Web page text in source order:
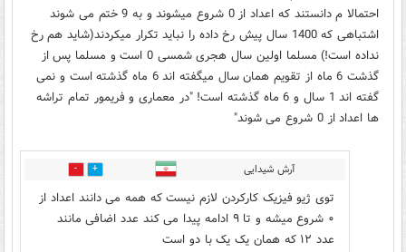
احتمالا م دانستند که اعداد از 0 شروع میشوند و به 9 ختم می شوند
اشتباهی که 1400 سال پیش رخ داده را نباید تکرار میکردند(شاید هم رخ
نداده است!) مسلما اولین سال هجری شمسی 0 است و مسلما پس از
گذشت 6 ماه از تقویم همان سال میگفته اند 6 ماه گذشته است و نمی
گفته اند 1 سال و 6 ماه گذشته است! "در معماری و فریمور تمام تراشه
ها اعداد از 0 شروع می شوند"
آرش شیدایی 0
توی ژیو فیزیک کارکردن لازم نیست که همه می دانند اعداد از
۰ شروع میشه و تا ۹ ادامه پیدا می کند عدد اضافی مانند
عدد ۱۲ که همان یک یک با دو است